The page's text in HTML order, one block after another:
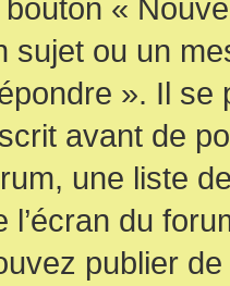
bouton «
sujet ou un
». Il se
avant de
une liste
l’écran du
publier